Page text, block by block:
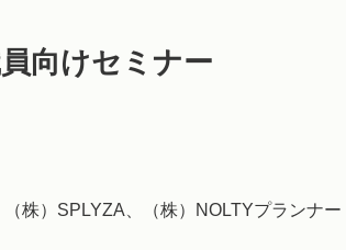
向けセミナー
株）SPLYZA、（株）NOLTYプランナー